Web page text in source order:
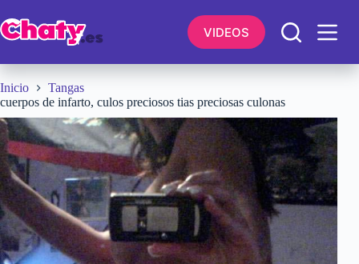
al
contenido
VIDEOS
Inicio
Tangas
cuerpos de infarto, culos preciosos tias preciosas culonas